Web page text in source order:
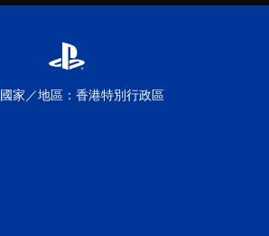
國家／地區：香港特別行政區